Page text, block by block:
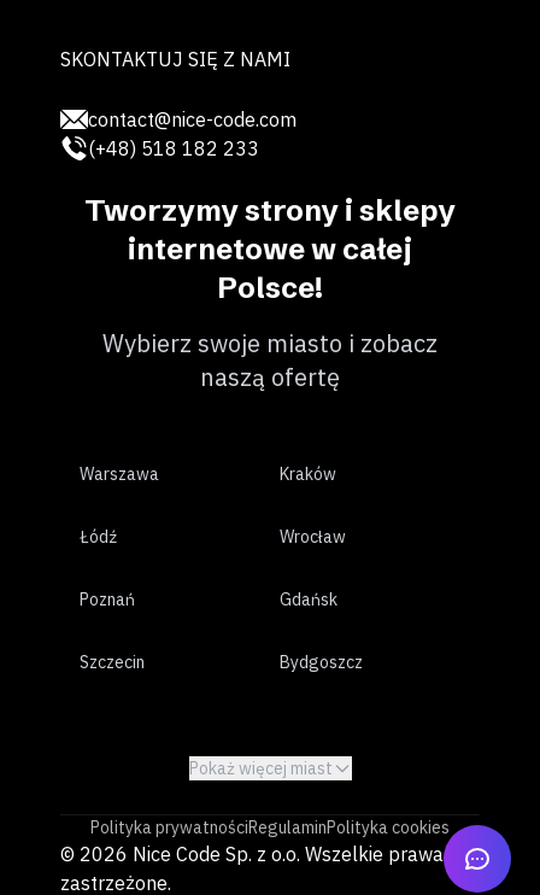
SKONTAKTUJ SIĘ Z NAMI
contact@nice-code.com
(+48) 518 182 233
Tworzymy strony i sklepy
internetowe w całej
Polsce!
Wybierz swoje miasto i zobacz
naszą ofertę
Warszawa Kraków
Łódź Wrocław
Poznań Gdańsk
Szczecin Bydgoszcz
Gdynia
Częstochowa Radom
Pokaż więcej miast
Polityka prywatnościRegulaminPolityka cookies
© 2026 Nice Code Sp. z o.o. Wszelkie prawa
zastrzeżone.